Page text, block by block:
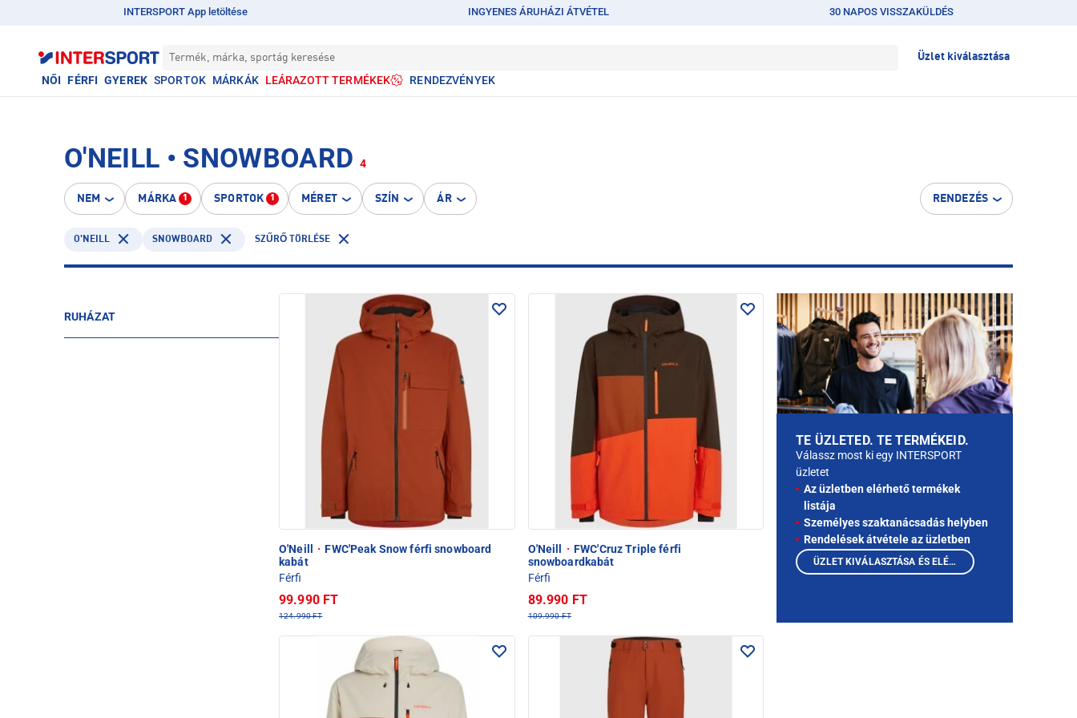
INTERSPORT App letöltése INGYENES ÁRUHÁZI ÁTVÉTEL 30 NAPOS VISSZAKÜLDÉS
Termék, márka, sportág keresése Üzlet kiválasztása
NŐI FÉRFI GYEREK SPORTOK MÁRKÁK LEÁRAZOTT TERMÉKEK RENDEZVÉNYEK
O'NEILL • SNOWBOARD 4
NEM MÁRKA 1 SPORTOK 1 MÉRET SZÍN ÁR RENDEZÉS
O'NEILL SNOWBOARD SZŰRŐ TÖRLÉSE
RUHÁZAT
O'Neill · FWC'Peak Snow férfi snowboard
kabát
Férfi
99.990 FT
124.990 FT
O'Neill · FWC'Cruz Triple férfi
snowboardkabát
Férfi
89.990 FT
109.990 FT
TE ÜZLETED. TE TERMÉKEID.
Válassz most ki egy INTERSPORT
üzletet
Az üzletben elérhető termékek
listája
Személyes szaktanácsadás helyben
Rendelések átvétele az üzletben
ÜZLET KIVÁLASZTÁSA ÉS ELÉRHETŐ TERMÉKEK MEGTEKINTÉSE